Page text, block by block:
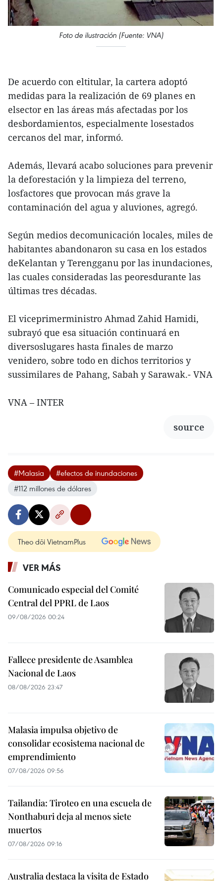
Foto de ilustración (Fuente: VNA)
De acuerdo con eltitular, la cartera adoptó
medidas para la realización de 69 planes en
elsector en las áreas más afectadas por los
desbordamientos, especialmente losestados
cercanos del mar, informó.
Además, llevará acabo soluciones para prevenir
la deforestación y la limpieza del terreno,
losfactores que provocan más grave la
contaminación del agua y aluviones, agregó.
Según medios decomunicación locales, miles de
habitantes abandonaron su casa en los estados
deKelantan y Terengganu por las inundaciones,
las cuales consideradas las peoresdurante las
últimas tres décadas.
El viceprimerministro Ahmad Zahid Hamidi,
subrayó que esa situación continuará en
diversoslugares hasta finales de marzo
venidero, sobre todo en dichos territorios y
sussimilares de Pahang, Sabah y Sarawak.- VNA
VNA – INTER
source
#Malasia
#efectos de inundaciones
#112 millones de dólares
Theo dõi VietnamPlus
VER MÁS
Comunicado especial del Comité
Central del PPRL de Laos
09/08/2026 00:24
Fallece presidente de Asamblea
Nacional de Laos
08/08/2026 23:47
Malasia impulsa objetivo de
consolidar ecosistema nacional de
emprendimiento
07/08/2026 09:56
Tailandia: Tiroteo en una escuela de
Nonthaburi deja al menos siete
muertos
07/08/2026 09:16
Australia destaca la visita de Estado